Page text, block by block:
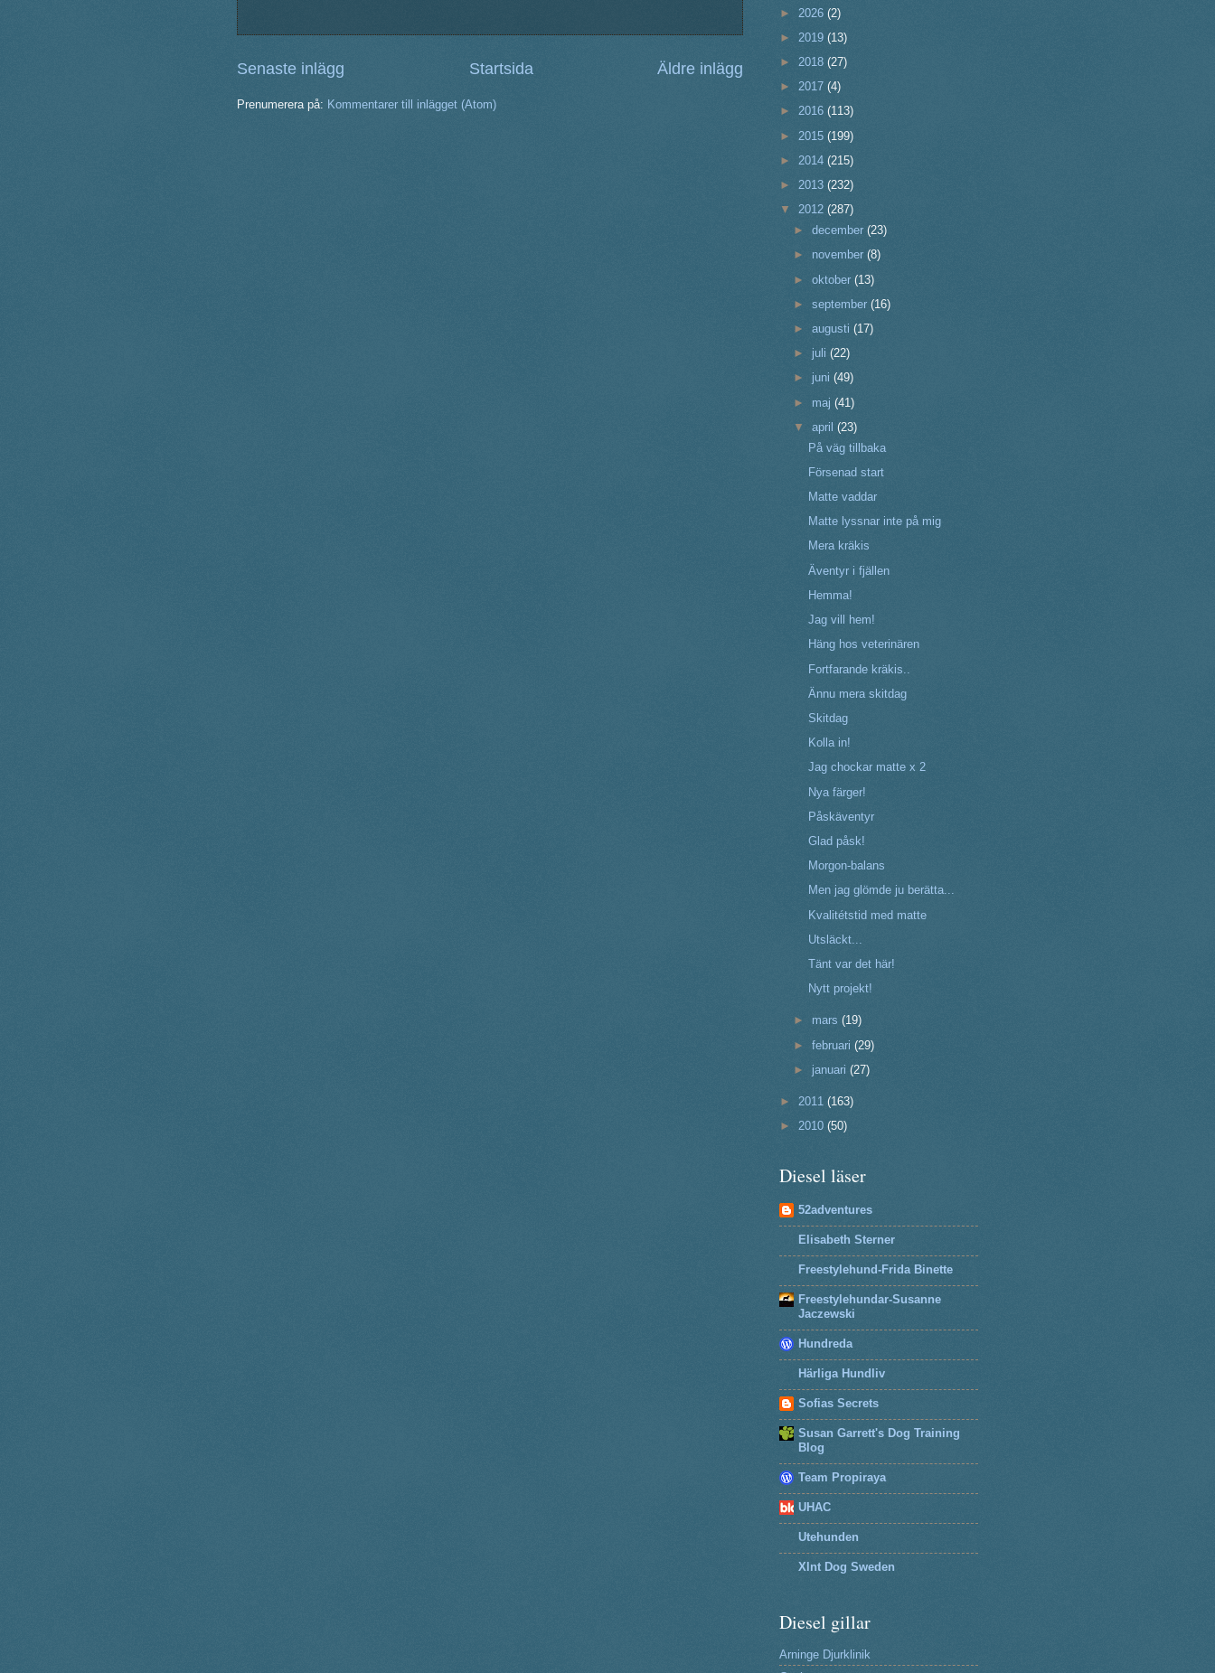
Senaste inlägg Äldre inlägg
Startsida
Prenumerera på: Kommentarer till inlägget (Atom)
► 2026 (2)
► 2019 (13)
► 2018 (27)
► 2017 (4)
► 2016 (113)
► 2015 (199)
► 2014 (215)
► 2013 (232)
▼ 2012 (287)
►december(23)
► november(8)
►oktober(13)
►september(16)
►augusti(17)
► juli(22)
► juni(49)
► maj(41)
▼april(23)
På väg tillbaka
Försenad start
Matte vaddar
Matte lyssnar inte på mig
Mera kräkis
Äventyr i fjällen
Hemma!
Jag vill hem!
Häng hos veterinären
Fortfarande kräkis..
Ännu mera skitdag
Skitdag
Kolla in!
Jag chockar matte x 2
Nya färger!
Påskäventyr
Glad påsk!
Morgon-balans
Men jag glömde ju berätta...
Kvalitétstid med matte
Utsläckt...
Tänt var det här!
Nytt projekt!
► mars(19)
►februari(29)
► januari(27)
► 2011 (163)
► 2010 (50)
Diesel läser
52adventures
Elisabeth Sterner
Freestylehund-Frida Binette
Freestylehundar-Susanne
Jaczewski
Hundreda
Härliga Hundliv
Sofias Secrets
Susan Garrett's Dog Training
Blog
Team Propiraya
UHAC
Utehunden
Xlnt Dog Sweden
Diesel gillar
Arninge Djurklinik